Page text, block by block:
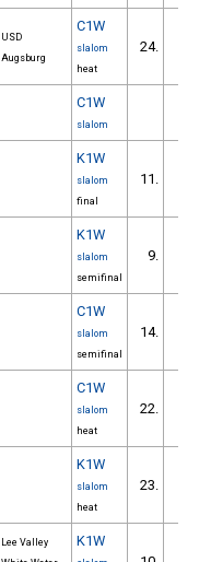
USD
Augsburg
C1W
slalom
heat
24.
C1W
slalom
K1W
slalom
final
11.
K1W
slalom
semifinal
9.
C1W
slalom
semifinal
14.
C1W
slalom
heat
22.
K1W
slalom
heat
23.
Lee Valley
K1W